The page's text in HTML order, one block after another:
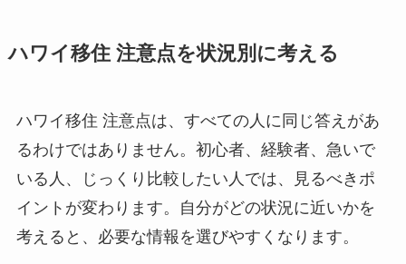
ハワイ移住 注意点を状況別に考える
ハワイ移住 注意点は、すべての人に同じ答えがあ
るわけではありません。初心者、経験者、急いで
いる人、じっくり比較したい人では、見るべきポ
イントが変わります。自分がどの状況に近いかを
考えると、必要な情報を選びやすくなります。